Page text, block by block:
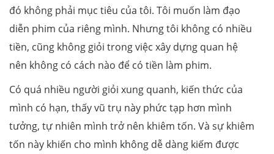
đó không phải mục tiêu của tôi. Tôi muốn làm đạo
diễn phim của riêng mình. Nhưng tôi không có nhiều
tiền, cũng không giỏi trong việc xây dựng quan hệ
nên không có cách nào để có tiền làm phim.
Có quá nhiều người giỏi xung quanh, kiến thức của
mình có hạn, thấy vũ trụ này phức tạp hơn mình
tưởng, tự nhiên mình trở nên khiêm tốn. Và sự khiêm
tốn này khiến cho mình không dễ dàng kiếm được